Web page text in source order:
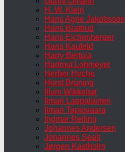
H. W. Klein
Hans Agne Jakobsson
Hans Brattrud
Hans Eichenberger
Hans Kaufeld
Harry Bertoia
Hartmut Lohmeyer
Herber Hirche
Horst Brüning
Illum Wikkelsø
Ilmari Lappalainen
Ilmari Tapiovaara
Ingmar Relling
Johannes Andersen
Johannes Spalt
Jørgen Kastholm